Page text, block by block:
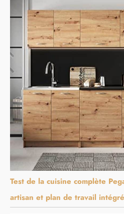
Test de la cuisine complète
artisan et plan de travail intégré